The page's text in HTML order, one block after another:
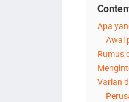
Apa
Awal
Rumus
Varian